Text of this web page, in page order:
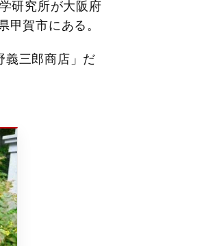
研究所が大阪府
賀市にある。
義三郎商店」だ